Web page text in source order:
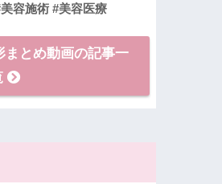
容施術 #美容医療
まとめ動画の記事一